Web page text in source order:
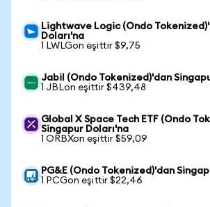
Lightwave Logic (Ondo
Doları'na
1 LWLGon eşittir $9,75
Jabil (Ondo Tokenized)'dan
1 JBLon eşittir $439,48
Global X Space Tech ETF (Ondo
Singapur Doları'na
1 ORBXon eşittir $59,09
PG&E (Ondo Tokenized)'dan
1 PCGon eşittir $22,46